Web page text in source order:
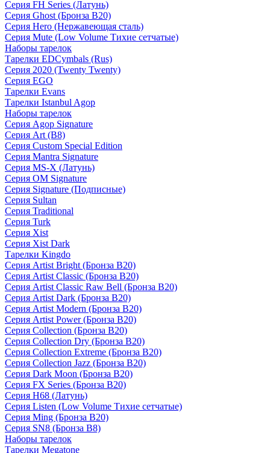
Серия FH Series (Латунь)
Серия Ghost (Бронза B20)
Серия Hero (Нержавеющая сталь)
Серия Mute (Low Volume Тихие сетчатые)
Наборы тарелок
Тарелки EDCymbals (Rus)
Серия 2020 (Twenty Twenty)
Серия EGO
Тарелки Evans
Тарелки Istanbul Agop
Наборы тарелок
Серия Agop Signature
Серия Art (B8)
Серия Custom Special Edition
Серия Mantra Signature
Серия MS-X (Латунь)
Серия OM Signature
Серия Signature (Подписные)
Серия Sultan
Серия Traditional
Серия Turk
Серия Xist
Серия Xist Dark
Тарелки Kingdo
Серия Artist Bright (Бронза B20)
Серия Artist Classic (Бронза B20)
Серия Artist Classic Raw Bell (Бронза B20)
Серия Artist Dark (Бронза B20)
Серия Artist Modern (Бронза B20)
Серия Artist Power (Бронза B20)
Серия Collection (Бронза B20)
Серия Collection Dry (Бронза B20)
Серия Collection Extreme (Бронза B20)
Серия Collection Jazz (Бронза B20)
Серия Dark Moon (Бронза B20)
Серия FX Series (Бронза B20)
Серия H68 (Латунь)
Серия Listen (Low Volume Тихие сетчатые)
Серия Ming (Бронза B20)
Серия SN8 (Бронза B8)
Наборы тарелок
Тарелки Megatone